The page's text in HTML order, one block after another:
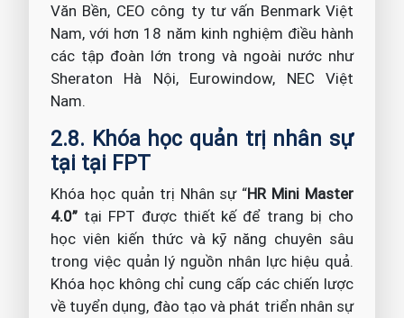
Văn Bền, CEO công ty tư vấn Benmark Việt
Nam, với hơn 18 năm kinh nghiệm điều hành
các tập đoàn lớn trong và ngoài nước như
Sheraton Hà Nội, Eurowindow, NEC Việt
Nam.
2.8. Khóa học quản trị nhân sự
tại tại FPT
Khóa học quản trị Nhân sự “HR Mini Master
4.0” tại FPT được thiết kế để trang bị cho
học viên kiến thức và kỹ năng chuyên sâu
trong việc quản lý nguồn nhân lực hiệu quả.
Khóa học không chỉ cung cấp các chiến lược
về tuyển dụng, đào tạo và phát triển nhân sự